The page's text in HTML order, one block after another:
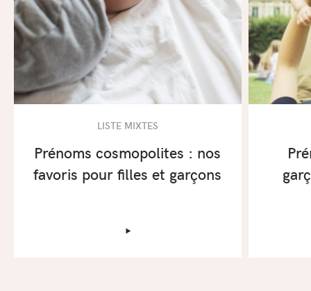
LISTE MIXTES
Prénoms cosmopolites : nos
favoris pour filles et garçons
‣